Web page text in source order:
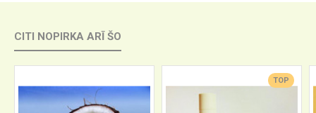
CITI NOPIRKA ARĪ ŠO
TOP